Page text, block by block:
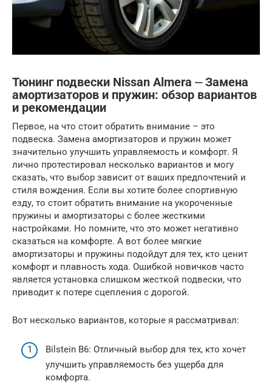
Тюнинг подвески Nissan Almera ⏤ Замена
амортизаторов и пружин: обзор вариантов
и рекомендации
Первое, на что стоит обратить внимание – это
подвеска. Замена амортизаторов и пружин может
значительно улучшить управляемость и комфорт. Я
лично протестировал несколько вариантов и могу
сказать, что выбор зависит от ваших предпочтений и
стиля вождения. Если вы хотите более спортивную
езду, то стоит обратить внимание на укороченные
пружины и амортизаторы с более жесткими
настройками. Но помните, что это может негативно
сказаться на комфорте. А вот более мягкие
амортизаторы и пружины подойдут для тех, кто ценит
комфорт и плавность хода. Ошибкой новичков часто
является установка слишком жесткой подвески, что
приводит к потере сцепления с дорогой.
Вот несколько вариантов, которые я рассматривал:
Bilstein B6: Отличный выбор для тех, кто хочет
улучшить управляемость без ущерба для
комфорта.